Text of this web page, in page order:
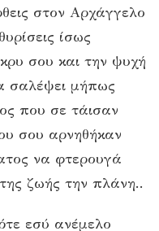
στον Αρχάγγελο
ίσως
σου και την ψυχή
σαλέψει μήπως
που σε τάισαν
σου αρνηθήκαν
να φτερουγά
ζωής την πλάνη..
εσύ ανέμελο